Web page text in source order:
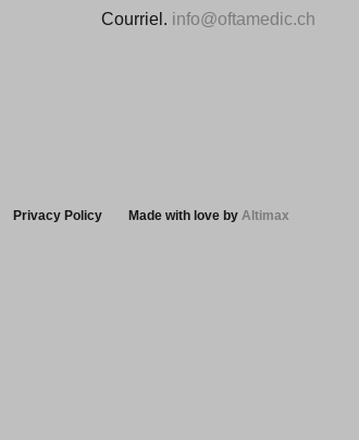
Courriel. info@oftamedic.ch
Privacy Policy Made with love by Altimax